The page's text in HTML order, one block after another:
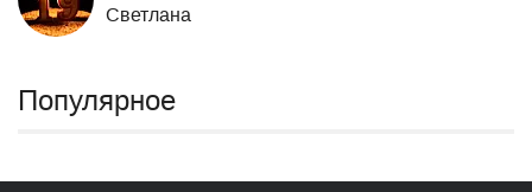
Светлана
Популярное